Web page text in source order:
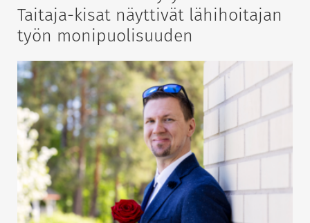
Taitaja-kisat näyttivät lähihoitajan
työn monipuolisuuden